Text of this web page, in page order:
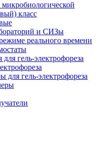
класс
и СИЗы
реального времени
гель-электрофореза
для гель-электрофореза